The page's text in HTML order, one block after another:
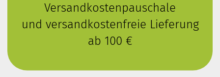
Versandkostenpauschale
und versandkostenfreie Lieferung
ab 100 €